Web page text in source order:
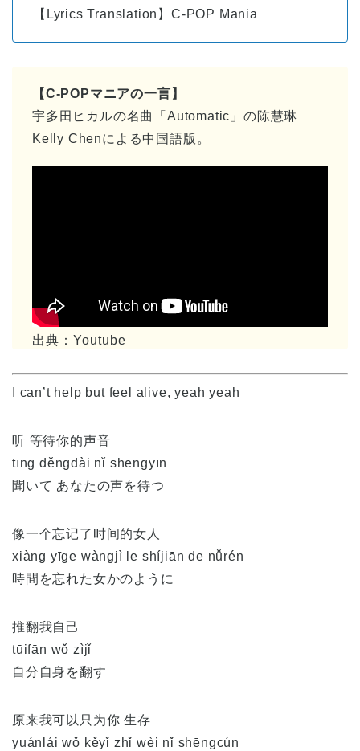
【Lyrics Translation】C-POP Mania
【C-POPマニアの一言】
宇多田ヒカルの名曲「Automatic」の陈慧琳
Kelly Chenによる中国語版。
出典：Youtube
I can’t help but feel alive, yeah yeah
听 等待你的声音
tīng děngdài nǐ shēngyīn
聞いて あなたの声を待つ
像一个忘记了时间的女人
xiàng yīge wàngjì le shíjiān de nǚrén
時間を忘れた女かのように
推翻我自己
tūifān wǒ zìjǐ
自分自身を翻す
原来我可以只为你 生存
yuánlái wǒ kěyǐ zhǐ wèi nǐ shēngcún